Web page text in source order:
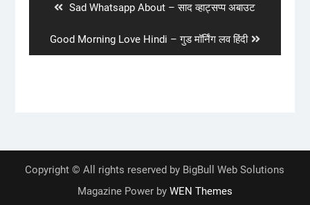
Previous
Sad Whatsapp About – साद व्हाट्सप्प अबाउट
Next
post:
Good Morning Love Hindi – गुड मॉर्निंग लव हिंदी
Copyright © All rights reserved by BigBull Web Solutions
Magazine Power by WEN Themes